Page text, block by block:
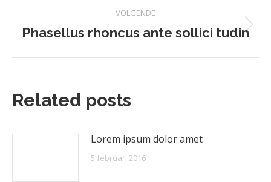
VOLGENDE
Volgend
Phasellus rhoncus ante sollici tudin
Related posts
Lorem ipsum dolor amet
5 februari 2016